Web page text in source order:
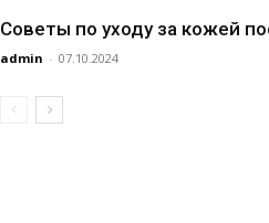
Советы по уходу за кожей
admin - 07.10.2024